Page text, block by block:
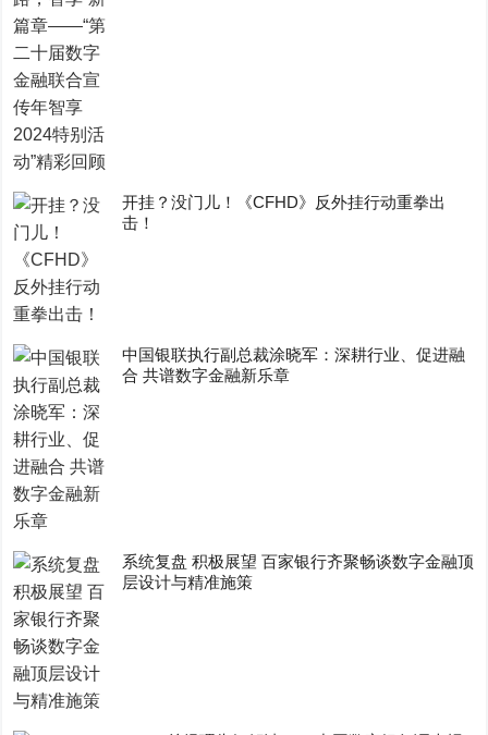
开挂？没门儿！《CFHD》反外挂行动重拳出
击！
中国银联执行副总裁涂晓军：深耕行业、促进融
合 共谱数字金融新乐章
系统复盘 积极展望 百家银行齐聚畅谈数字金融顶
层设计与精准施策